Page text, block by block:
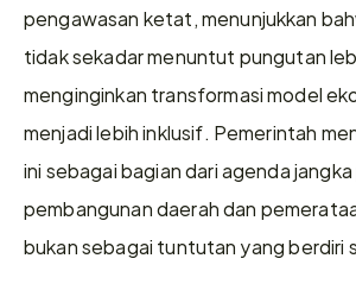
pengawasan ketat, menunjukkan
tidak sekadar menuntut pungutan
menginginkan transformasi model
menjadi lebih inklusif. Pemerintah
ini sebagai bagian dari agenda
pembangunan daerah dan
bukan sebagai tuntutan yang berdiri